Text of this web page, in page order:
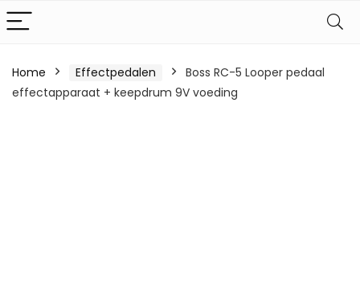
Home Effectpedalen
Boss RC-5 Looper pedaal
effectapparaat + keepdrum 9V voeding